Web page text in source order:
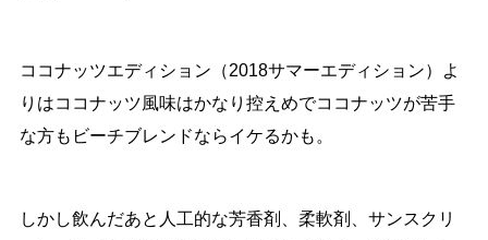
ココナッツエディション（2018サマーエディション）よ
りはココナッツ風味はかなり控えめでココナッツが苦手
な方もビーチブレンドならイケるかも。
しかし飲んだあと人工的な芳香剤、柔軟剤、サンスクリ